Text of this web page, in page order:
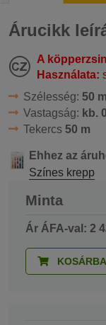
Árucikk
A
Használata:
Szélesség: 50
Vastagság: kb.
Tekercs 50 m
Ehhez az
Színes krepp
Minta
Ár ÁFA-val: 2